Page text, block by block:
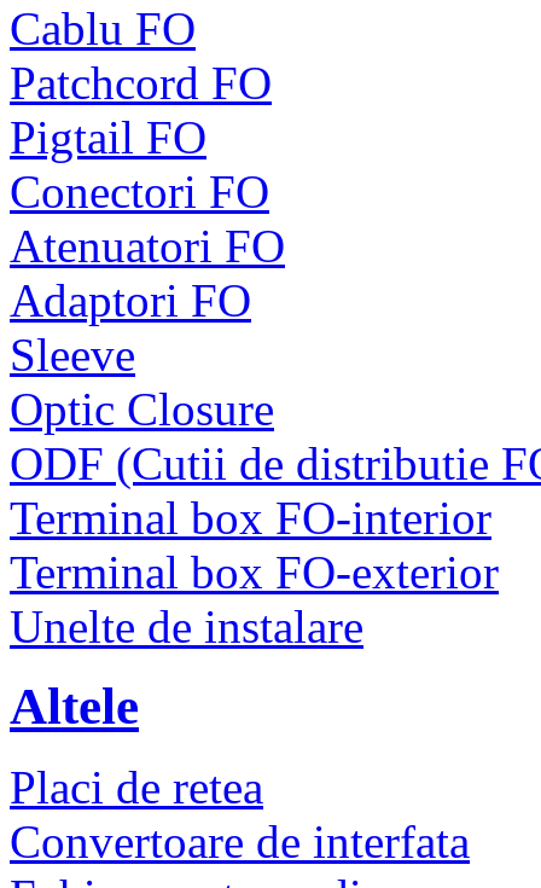
Cablu FO
Patchcord FO
Pigtail FO
Conectori FO
Atenuatori FO
Adaptori FO
Sleeve
Optic Closure
ODF (Cutii de distributie
Terminal box FO-interior
Terminal box FO-exterior
Unelte de instalare
Altele
Placi de retea
Convertoare de interfata